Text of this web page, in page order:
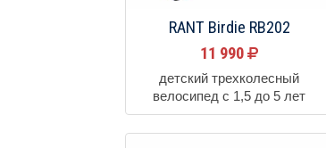
RANT Birdie RB202
11 990
детский трехколесный
велосипед с 1,5 до 5 лет